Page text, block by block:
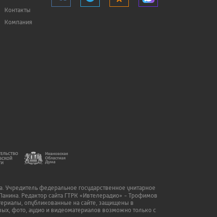
Контакты
Компания
федеральное государственное унитарное
Редактор сайта ГТРК «Ивтелерадио» - Трофимов
опубликованные на сайте, защищены в
фото, аудио и видеоматериалов возможно только с